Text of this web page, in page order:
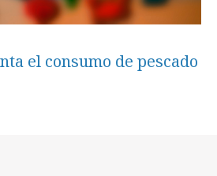
el consumo de pescado